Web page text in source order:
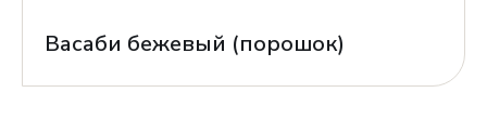
Васаби бежевый (порошок)